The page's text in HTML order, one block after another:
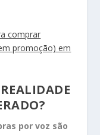
comprar
promoção) em
por voz são